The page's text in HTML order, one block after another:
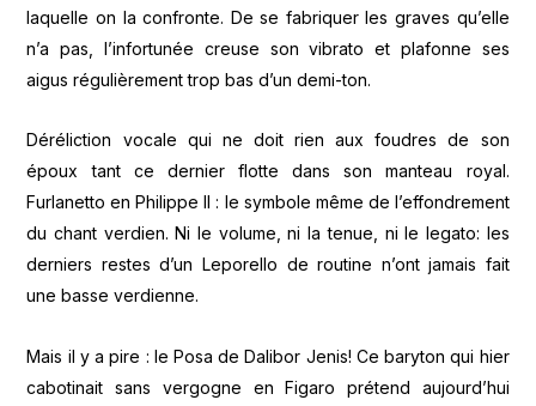
laquelle on la confronte. De se fabriquer les graves qu’elle
n’a pas, l’infortunée creuse son vibrato et plafonne ses
aigus régulièrement trop bas d’un demi-ton.
Déréliction vocale qui ne doit rien aux foudres de son
époux tant ce dernier flotte dans son manteau royal.
Furlanetto en Philippe II : le symbole même de l’effondrement
du chant verdien. Ni le volume, ni la tenue, ni le legato: les
derniers restes d’un Leporello de routine n’ont jamais fait
une basse verdienne.
Mais il y a pire : le Posa de Dalibor Jenis! Ce baryton qui hier
cabotinait sans vergogne en Figaro prétend aujourd’hui